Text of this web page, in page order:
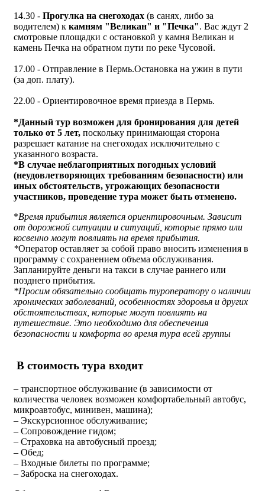
14.30 - Прогулка на снегоходах (в санях, либо за
водителем) к камням "Великан" и "Печка". Вас ждут 2
смотровые площадки с остановкой у камня Великан и
камень Печка на обратном пути по реке Чусовой.
17.00 - Отправление в Пермь.Остановка на ужин в пути
(за доп. плату).
22.00 - Ориентировочное время приезда в Пермь.
*Данный тур возможен для бронирования для детей
только от 5 лет, поскольку принимающая сторона
разрешает катание на снегоходах исключительно с
указанного возраста.
*В случае неблагоприятных погодных условий
(неудовлетворяющих требованиям безопасности) или
иных обстоятельств, угрожающих безопасности
участников, проведение тура может быть отменено.
*Время прибытия является ориентировочным. Зависит
от дорожной ситуации и ситуаций, которые прямо или
косвенно могут повлиять на время прибытия.
*Оператор оставляет за собой право вносить изменения в
программу с сохранением объема обслуживания.
Запланируйте деньги на такси в случае раннего или
позднего прибытия.
*Просим обязательно сообщать туроператору о наличии
хронических заболеваний, особенностях здоровья и других
обстоятельствах, которые могут повлиять на
путешествие. Это необходимо для обеспечения
безопасности и комфорта во время тура всей группы
В стоимость тура входит
– транспортное обслуживание (в зависимости от
количества человек возможен комфортабельный автобус,
микроавтобус, минивен, машина);
– Экскурсионное обслуживание;
– Сопровождение гидом;
– Страховка на автобусный проезд;
– Обед;
– Входные билеты по программе;
– Заброска на снегоходах.